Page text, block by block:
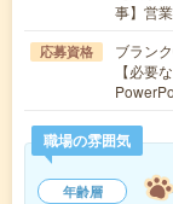
事】営
応募資格
ブラン
【必要
職場の雰囲気
年齢層